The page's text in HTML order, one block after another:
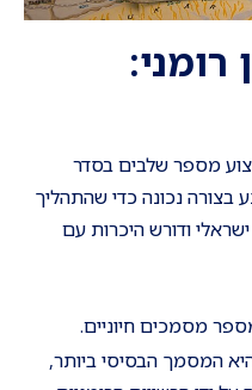
מספר שלבים בסדר
נכונה כדי שהתהליך
ודורש היכרות עם
מסמכים חיוניים.
המסמך הבסיסי ביותר,